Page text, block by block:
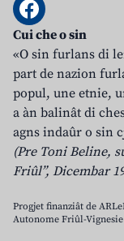
Cui che o sin
«O sin furlans di
part de nazion
popul, une etnie,
a àn balinât di
agns indaûr o sin
(Pre Toni Beline,
Friûl”, Dicembar
Progjet finanziât de
Autonome Friûl-